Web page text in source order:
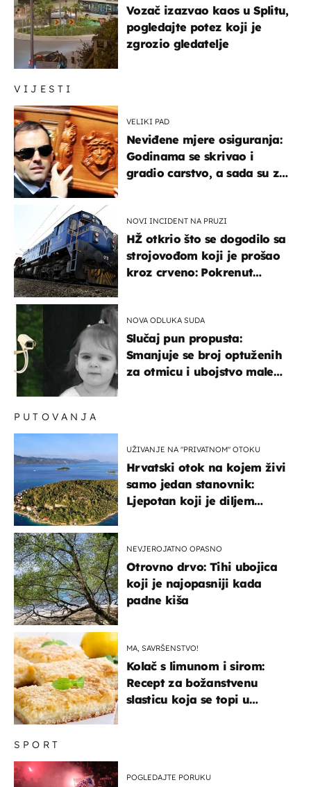
VIJESTI
VELIKI PAD
Neviđene mjere osiguranja:
Godinama se skrivao i
gradio carstvo, a sada su za
NOVI INCIDENT NA PRUZI
HŽ otkrio što se dogodilo sa
strojovođom koji je prošao
kroz crveno: Pokrenut
NOVA ODLUKA SUDA
Slučaj pun propusta:
Smanjuje se broj optuženih
za otmicu i ubojstvo male
Vozač izazvao kaos u Splitu,
pogledajte potez koji je
zgrozio gledatelje
SPORT
POGLEDAJTE PORUKU
PUTOVANJA
UŽIVANJE NA "PRIVATNOM" OTOKU
Hrvatski otok na kojem živi
samo jedan stanovnik:
Ljepotan koji je diljem
NEVJEROJATNO OPASNO
Otrovno drvo: Tihi ubojica
koji je najopasniji kada
padne kiša
MA, SAVRŠENSTVO!
Kolač s limunom i sirom:
Recept za božanstvenu
slasticu koja se topi u